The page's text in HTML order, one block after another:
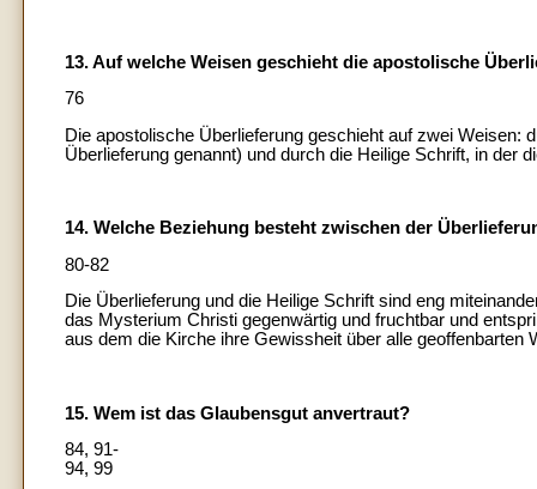
13. Auf welche Weisen geschieht die apostolische
76
Die apostolische Überlieferung geschieht auf zwei Weisen:
Überlieferung genannt) und durch die Heilige Schrift, in der
14. Welche Beziehung besteht zwischen der
80-82
Die Überlieferung und die Heilige Schrift sind eng
das Mysterium Christi gegenwärtig und fruchtbar und
aus dem die Kirche ihre Gewissheit über alle geoffenbarten
15. Wem ist das Glaubensgut anvertraut?
84, 91-
94, 99